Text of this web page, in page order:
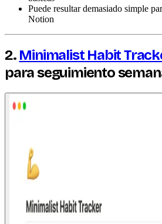
Puede resultar demasiado simple
Notion
2. Minimalist Habit
para seguimiento